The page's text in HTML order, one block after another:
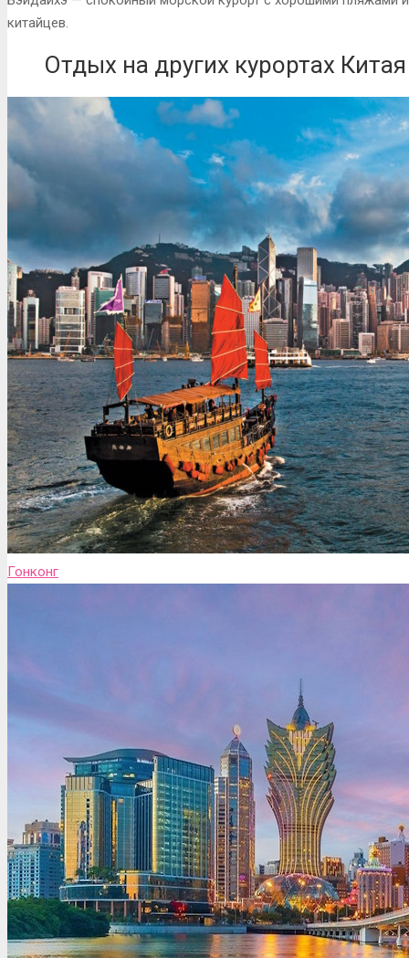
китайцев.
Отдых на других курортах Китая
Гонконг